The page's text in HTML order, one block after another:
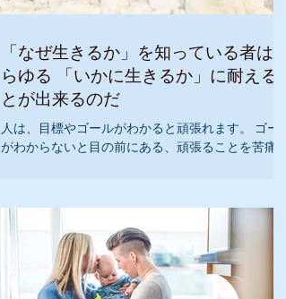
「なぜ生きるか」を知っている者は あ
らゆる 「いかに生きるか」に耐えるこ
とが出来るのだ
人は、目標やゴールがわかると頑張れます。 ゴール
がわからないと目の前にある、頑張ることを苦痛に
す』 『私の人生は、どんどん幸せに進んでいます』